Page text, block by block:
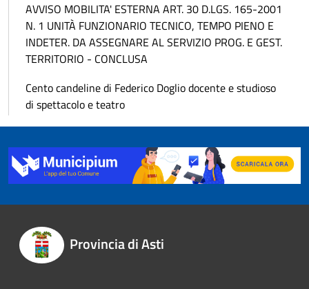
AVVISO MOBILITA' ESTERNA ART. 30 D.LGS. 165-2001
N. 1 UNITÀ FUNZIONARIO TECNICO, TEMPO PIENO E
INDETER. DA ASSEGNARE AL SERVIZIO PROG. E GEST.
TERRITORIO - CONCLUSA
Cento candeline di Federico Doglio docente e studioso
di spettacolo e teatro
Provincia di Asti